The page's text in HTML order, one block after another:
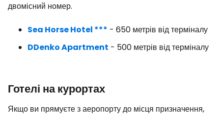
двомісний номер.
Sea Horse Hotel *** - 650 метрів від терміналу
DDenko Apartment - 500 метрів від терміналу
Готелі на курортах
Якщо ви прямуєте з аеропорту до місця призначення,